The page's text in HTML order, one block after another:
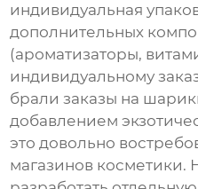
индивидуальная
дополнительных
(ароматизаторы,
индивидуальному
брали заказы на
добавлением
это довольно
магазинов